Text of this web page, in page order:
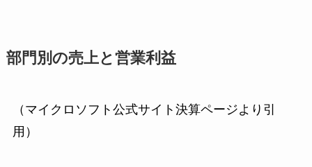
部門別の売上と営業利益
（マイクロソフト公式サイト決算ページより引
用）